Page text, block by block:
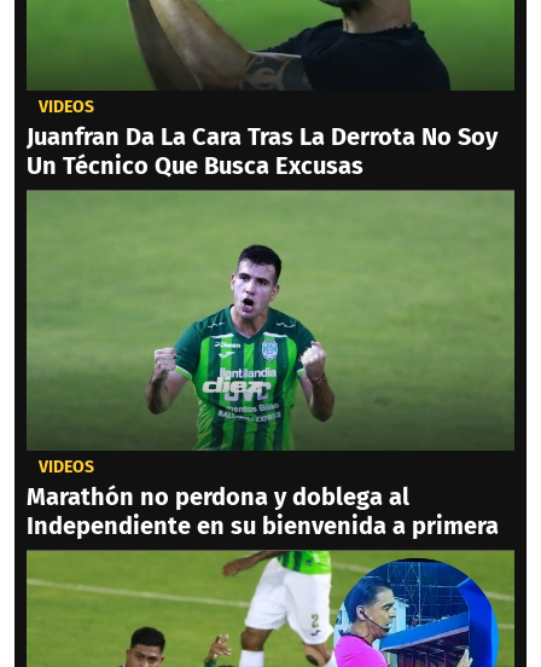
VIDEOS
Juanfran Da La Cara Tras La Derrota No Soy
Un Técnico Que Busca Excusas
VIDEOS
Marathón no perdona y doblega al
Independiente en su bienvenida a primera